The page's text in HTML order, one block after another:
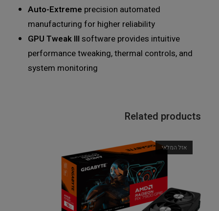
Auto-Extreme precision automated
manufacturing for higher reliability
GPU Tweak III software provides intuitive
performance tweaking, thermal controls, and
system monitoring
Related products
אזל המלאי